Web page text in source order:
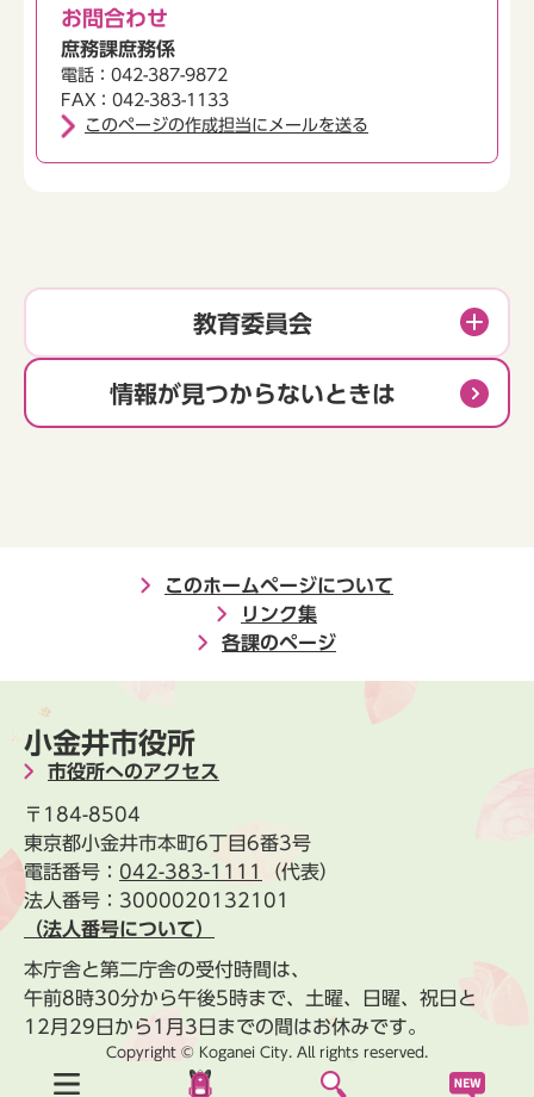
お問合わせ
庶務課庶務係
電話：042-387-9872
FAX：042-383-1133
このページの作成担当にメールを送る
教育委員会
情報が見つからないときは
このホームページについて
リンク集
各課のページ
小金井市役所
市役所へのアクセス
〒184-8504
東京都小金井市本町6丁目6番3号
電話番号： 042-383-1111
（代表）
法人番号：3000020132101
（法人番号について）
本庁舎と第二庁舎の受付時間は、
午前8時30分から午後5時まで、土曜、日曜、祝日と
12月29日から1月3日までの間はお休みです。
Copyright © Koganei City. All rights reserved.